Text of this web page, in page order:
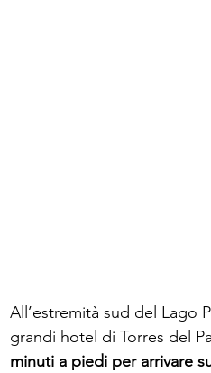
All’estremità sud del Lago
grandi hotel di Torres del
minuti a piedi per arrivare